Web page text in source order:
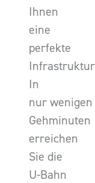
Ihnen
eine
perfekte
In
nur wenigen
Gehminuten
erreichen
Sie die
U-Bahn